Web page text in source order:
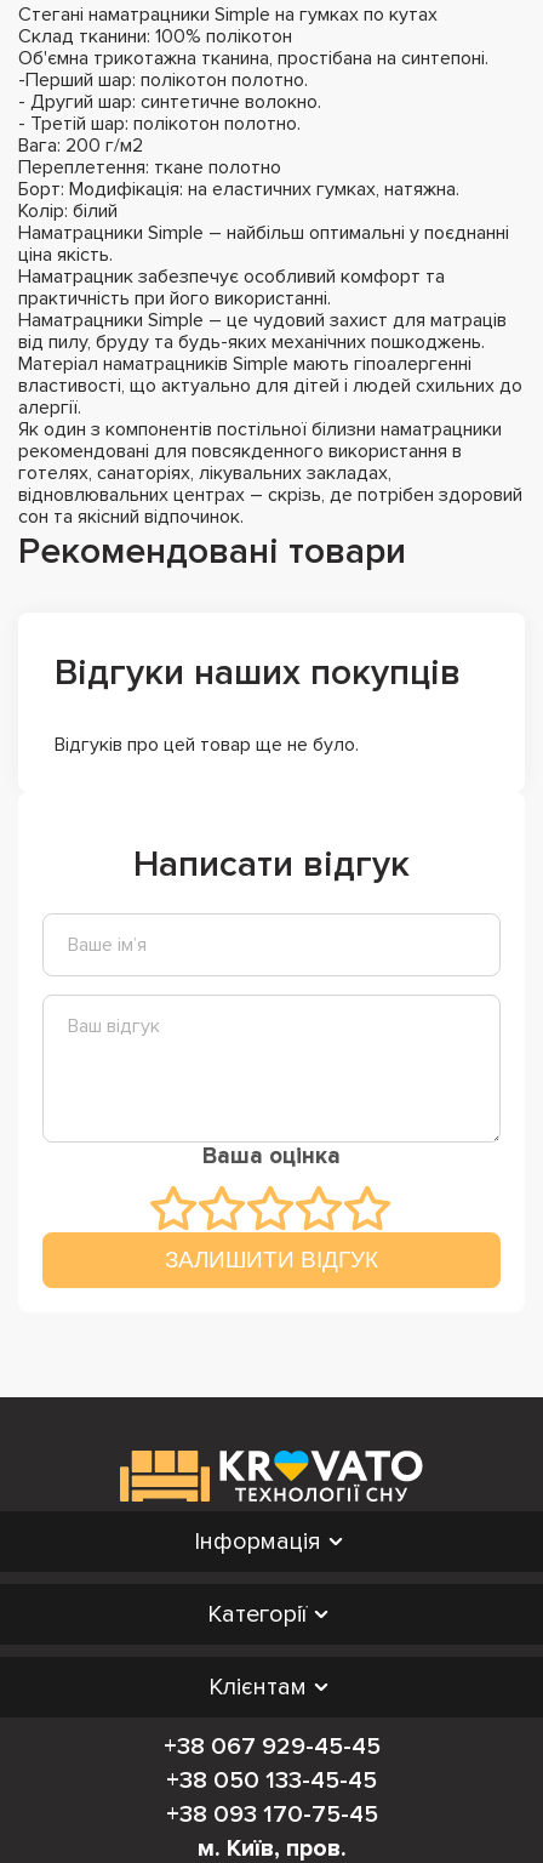
Стегані наматрацники Simple на гумках по кутах
Склад тканини: 100% полікотон
Об'ємна трикотажна тканина, простібана на синтепоні.
-Перший шар: полікотон полотно.
- Другий шар: синтетичне волокно.
- Третій шар: полікотон полотно.
Вага: 200 г/м2
Переплетення: ткане полотно
Борт: Модифікація: на еластичних гумках, натяжна.
Колір: білий
Наматрацники Simple – найбільш оптимальні у поєднанні
ціна якість.
Наматрацник забезпечує особливий комфорт та
практичність при його використанні.
Наматрацники Simple – це чудовий захист для матраців
від пилу, бруду та будь-яких механічних пошкоджень.
Матеріал наматрацників Simple мають гіпоалергенні
властивості, що актуально для дітей і людей схильних до
алергії.
Як один з компонентів постільної білизни наматрацники
рекомендовані для повсякденного використання в
готелях, санаторіях, лікувальних закладах,
відновлювальних центрах – скрізь, де потрібен здоровий
сон та якісний відпочинок.
Рекомендовані товари
Відгуки наших покупців
Відгуків про цей товар ще не було.
Написати відгук
Ваша оцінка
ЗАЛИШИТИ ВІДГУК
Інформація
Категорії
Клієнтам
+38 067 929-45-45
+38 050 133-45-45
+38 093 170-75-45
м. Київ, пров.